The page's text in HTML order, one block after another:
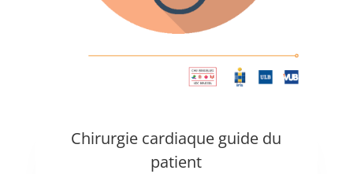
Chirurgie cardiaque guide du
patient